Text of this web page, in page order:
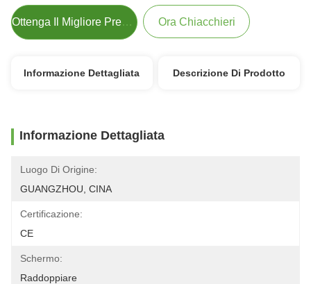
Ottenga Il Migliore Prezzo Ora Chiacchieri
Informazione Dettagliata Descrizione Di Prodotto
Informazione Dettagliata
Luogo Di Origine:
GUANGZHOU, CINA
Certificazione:
CE
Schermo:
Raddoppiare